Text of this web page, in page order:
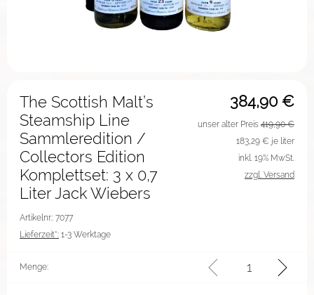
384,90 €
The Scottish Malt’s
Steamship Line
Sammleredition /
Collectors Edition
Komplettset: 3 x 0,7
Liter Jack Wiebers
Artikelnr.: 7077
Lieferzeit*: 1-3 Werktage
unser alter Preis 419,90 €
183,29 € je liter
inkl. 19% MwSt.
zzgl. Versand
Menge: